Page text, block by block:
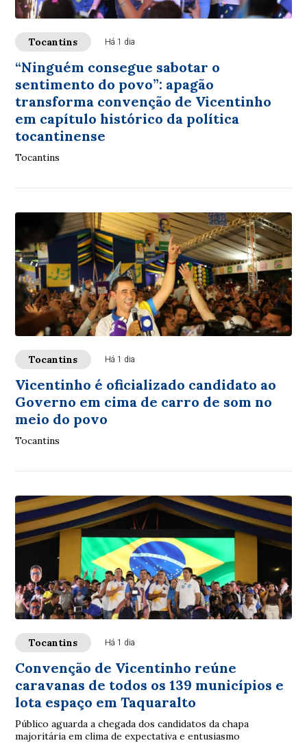
Tocantins Há 1 dia
“Ninguém consegue sabotar o
sentimento do povo”: apagão
transforma convenção de Vicentinho
em capítulo histórico da política
tocantinense
Tocantins
Tocantins Há 1 dia
Vicentinho é oficializado candidato ao
Governo em cima de carro de som no
meio do povo
Tocantins
Tocantins Há 1 dia
Convenção de Vicentinho reúne
caravanas de todos os 139 municípios e
lota espaço em Taquaralto
Público aguarda a chegada dos candidatos da chapa
majoritária em clima de expectativa e entusiasmo